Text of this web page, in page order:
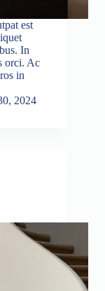
est
In
orci. Ac
in
2024